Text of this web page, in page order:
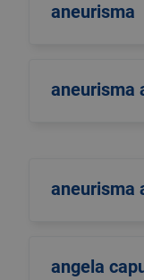
aneurisma
aneurisma
aneurisma
angela